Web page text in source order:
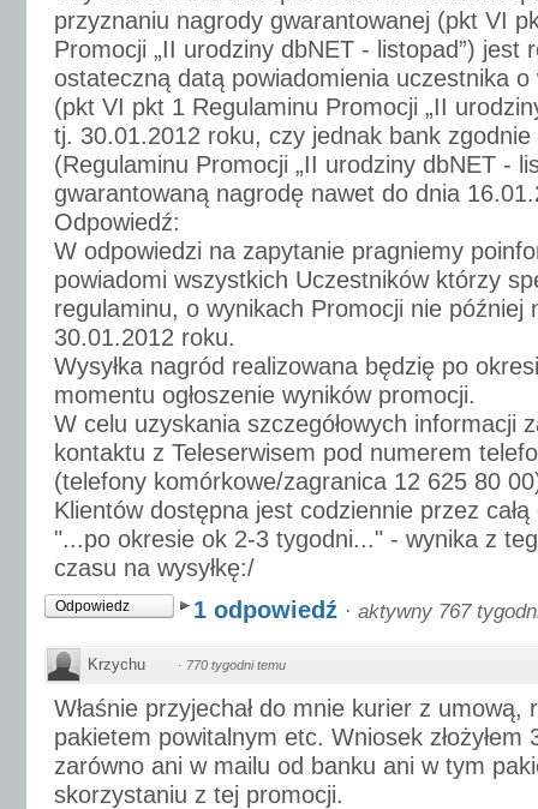
przyznaniu nagrody gwarantowanej (pkt VI
Promocji „II urodziny dbNET - listopad”) jest
ostateczną datą powiadomienia uczestnika
(pkt VI pkt 1 Regulaminu Promocji „II
tj. 30.01.2012 roku, czy jednak bank
(Regulaminu Promocji „II urodziny dbNET -
gwarantowaną nagrodę nawet do dnia
Odpowiedź:
W odpowiedzi na zapytanie pragniemy
powiadomi wszystkich Uczestników którzy
regulaminu, o wynikach Promocji nie później
30.01.2012 roku.
Wysyłka nagród realizowana będzię po
momentu ogłoszenie wyników promocji.
W celu uzyskania szczegółowych informacji
kontaktu z Teleserwisem pod numerem
(telefony komórkowe/zagranica 12 625 80
Klientów dostępna jest codziennie przez całą
"...po okresie ok 2-3 tygodni..." - wynika z
czasu na wysyłkę:/
Odpowiedz 1 odpowiedź · aktywny 767
Krzychu · 770 tygodni temu
Właśnie przyjechał do mnie kurier z umową,
pakietem powitalnym etc. Wniosek złożyłem
zarówno ani w mailu od banku ani w tym
skorzystaniu z tej promocji.